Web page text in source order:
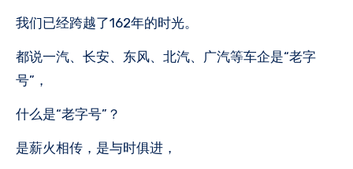
我们已经跨越了162年的时光。
都说一汽、长安、东风、北汽、广汽等车企是“老字
号”，
什么是“老字号”？
是薪火相传，是与时俱进，